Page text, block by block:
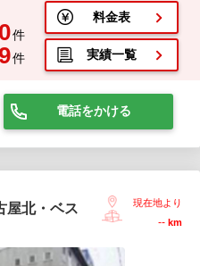
0件
件
料金表
実績一覧
電話をかける
屋北・ベス
現在地より
-- km